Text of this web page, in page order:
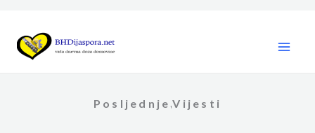
content
Posljednje ,Vijesti